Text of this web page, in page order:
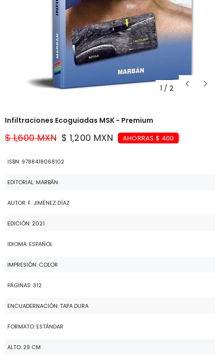
1 / 2
Infiltraciones Ecoguiadas MSK - Premium
$ 1,600 MXN $ 1,200 MXN AHORRAS $ 400
ISBN: 9788418068102
EDITORIAL: MARBÁN
AUTOR: F. JIMÉNEZ DÍAZ
EDICIÓN: 2021
IDIOMA: ESPAÑOL
IMPRESIÓN: COLOR
PÁGINAS: 312
ENCUADERNACIÓN: TAPA DURA
FORMATO: ESTÁNDAR
ALTO: 29 CM